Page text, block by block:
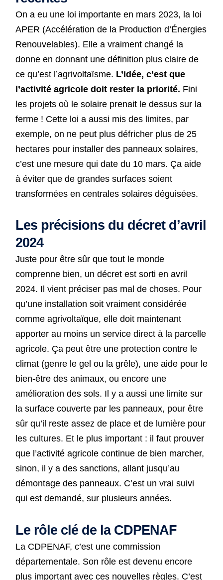
On a eu une loi importante en mars 2023, la loi
APER (Accélération de la Production d’Énergies
Renouvelables). Elle a vraiment changé la
donne en donnant une définition plus claire de
ce qu’est l’agrivoltaïsme. L’idée, c’est que
l’activité agricole doit rester la priorité. Fini
les projets où le solaire prenait le dessus sur la
ferme ! Cette loi a aussi mis des limites, par
exemple, on ne peut plus défricher plus de 25
hectares pour installer des panneaux solaires,
c’est une mesure qui date du 10 mars. Ça aide
à éviter que de grandes surfaces soient
transformées en centrales solaires déguisées.
Les précisions du décret d’avril
2024
Juste pour être sûr que tout le monde
comprenne bien, un décret est sorti en avril
2024. Il vient préciser pas mal de choses. Pour
qu’une installation soit vraiment considérée
comme agrivoltaïque, elle doit maintenant
apporter au moins un service direct à la parcelle
agricole. Ça peut être une protection contre le
climat (genre le gel ou la grêle), une aide pour le
bien-être des animaux, ou encore une
amélioration des sols. Il y a aussi une limite sur
la surface couverte par les panneaux, pour être
sûr qu’il reste assez de place et de lumière pour
les cultures. Et le plus important : il faut prouver
que l’activité agricole continue de bien marcher,
sinon, il y a des sanctions, allant jusqu’au
démontage des panneaux. C’est un vrai suivi
qui est demandé, sur plusieurs années.
Le rôle clé de la CDPENAF
La CDPENAF, c’est une commission
départementale. Son rôle est devenu encore
plus important avec ces nouvelles règles. C’est